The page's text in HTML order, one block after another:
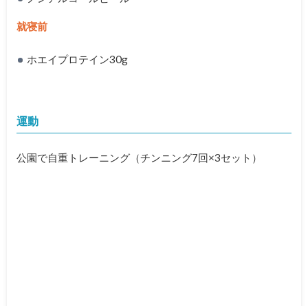
就寝前
ホエイプロテイン30g
運動
公園で自重トレーニング（チンニング7回×3セット）